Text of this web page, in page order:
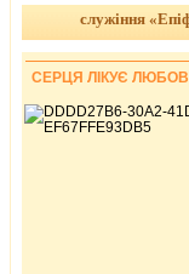
служіння
СЕРЦЯ ЛІКУЄ